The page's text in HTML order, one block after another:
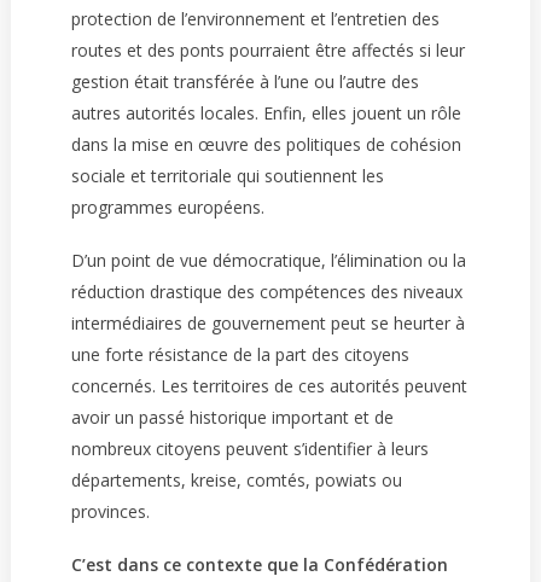
protection de l’environnement et l’entretien des
routes et des ponts pourraient être affectés si leur
gestion était transférée à l’une ou l’autre des
autres autorités locales. Enfin, elles jouent un rôle
dans la mise en œuvre des politiques de cohésion
sociale et territoriale qui soutiennent les
programmes européens.
D’un point de vue démocratique, l’élimination ou la
réduction drastique des compétences des niveaux
intermédiaires de gouvernement peut se heurter à
une forte résistance de la part des citoyens
concernés. Les territoires de ces autorités peuvent
avoir un passé historique important et de
nombreux citoyens peuvent s’identifier à leurs
départements, kreise, comtés, powiats ou
provinces.
C’est dans ce contexte que la Confédération